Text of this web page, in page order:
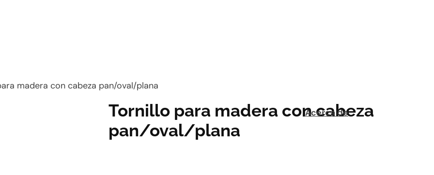
Acerca de
madera con cabeza pan/oval/plana
Tornillo para madera con cabeza
pan/oval/plana